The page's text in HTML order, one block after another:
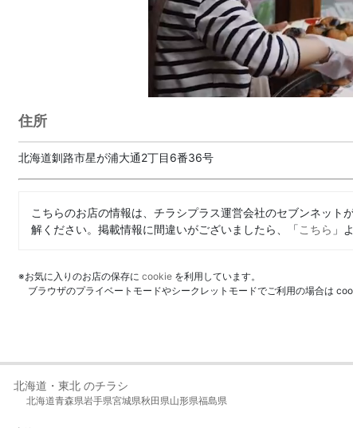
住所
北海道釧路市星が浦大通2丁目6番36号
こちらのお店の情報は、チラシプラス運営会社のセブンネッ
解ください。掲載情報に間違いがございましたら、「こちら 」
※お気に入りのお店の保存に cookie を利用しています。
ブラウザのプライベートモードやシークレットモードでご利用の場合は
北海道・東北 のチラシ
北海道青森県岩手県宮城県秋田県山形県福島県